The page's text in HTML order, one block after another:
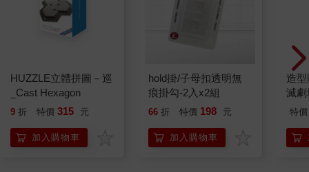
HUZZLE立體拼圖－巡
_Cast Hexagon
9 折 特價 315 元
加入購物車
hold掛/子母扣透明無
痕掛勾-2入x2組
66 折 特價 198 元
加入購物車
造
滅
特價